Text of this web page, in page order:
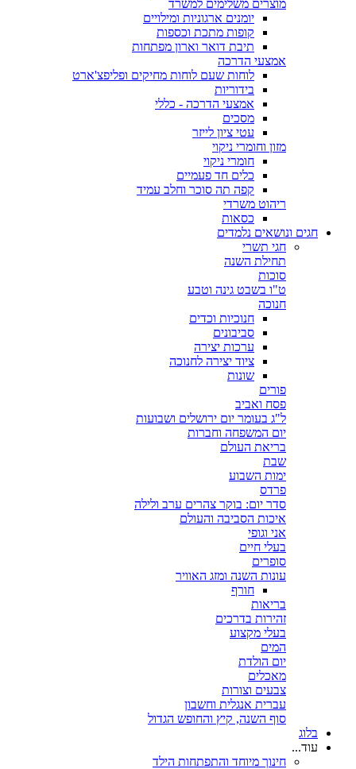
מוצרים משלימים למשרד
יומנים ארגוניות ומילויים
קופות מתכת וכספות
תיבת דואר וארון מפתחות
אמצעי הדרכה
לוחות שעם לוחות מחיקים ופליפצ'ארט
בידוריות
אמצעי הדרכה - כללי
מסכים
עטי ציון לייזר
מזון וחומרי ניקוי
חומרי ניקוי
כלים חד פעמיים
קפה תה סוכר וחלב עמיד
ריהוט משרדי
כסאות
חגים ונושאים נלמדים
חגי תשרי
תחילת השנה
סוכות
ט"ו בשבט גינה וטבע
חנוכה
חנוכיות וכדים
סביבונים
ערכות יצירה
ציוד יצירה לחנוכה
שונות
פורים
פסח ואביב
ל"ג בעומר יום ירושלים ושבועות
יום המשפחה וחברות
בריאת העולם
שבת
ימות השבוע
פרדס
סדר יום: בוקר צהרים ערב ולילה
איכות הסביבה והעולם
אני וגופי
בעלי חיים
סופרים
עונות השנה ומזג האוויר
חורף
בריאות
זהירות בדרכים
בעלי מקצוע
המים
יום הולדת
מאכלים
צבעים וצורות
עברית אנגלית וחשבון
סוף השנה, קיץ והחופש הגדול
בלוג
עוד...
חינוך מיוחד והתפתחות הילד